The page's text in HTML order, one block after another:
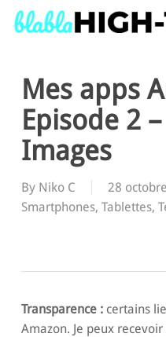
Skip
Mes apps
Episode 2
Images
By Niko C 28
Smartphones, Tablettes,
Transparence :certains
Amazon. Je peux